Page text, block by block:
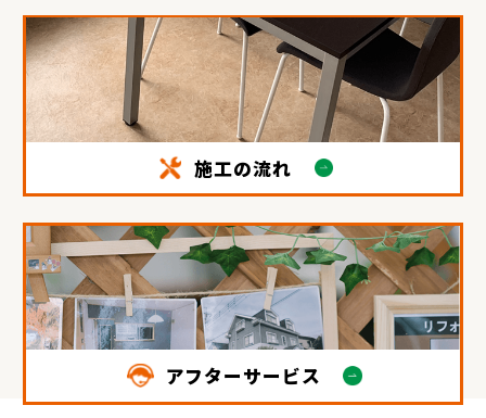
施工の流れ
アフターサービス